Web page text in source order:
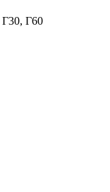
Г30, Г60